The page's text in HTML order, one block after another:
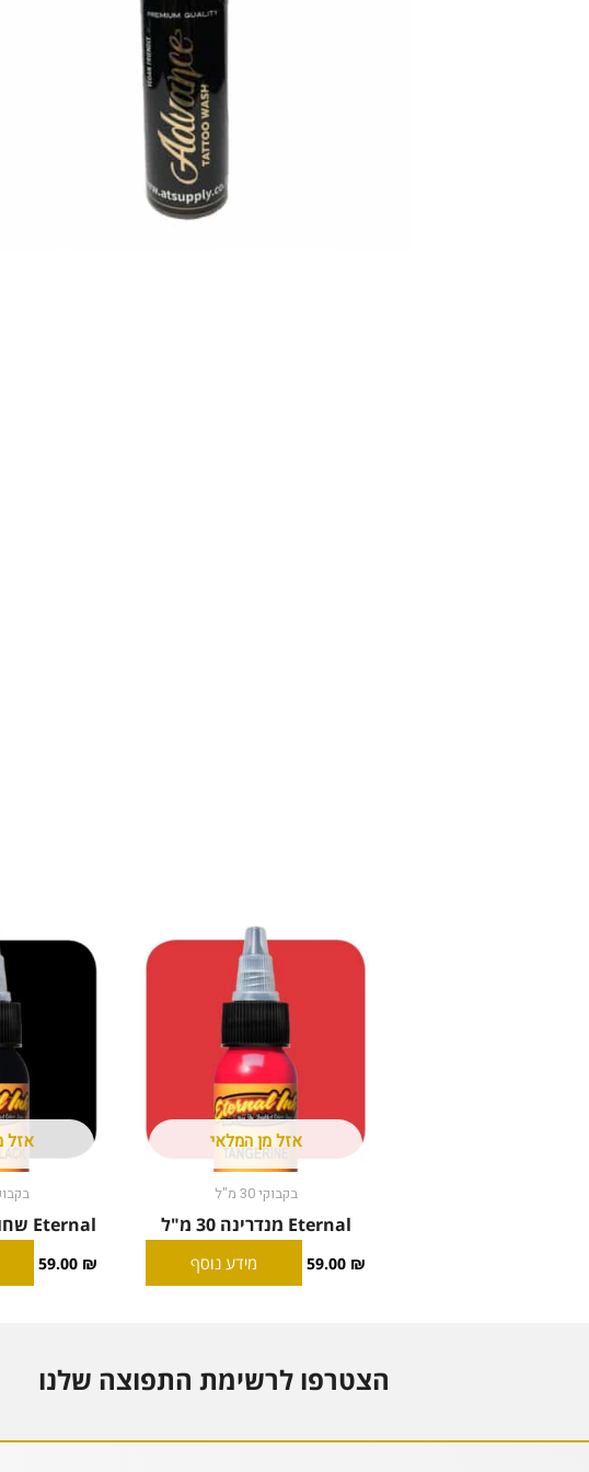
אזל מן המלאי
בקבוקי 30 מ"ל
Eternal מנדרינה 30 מ"ל
59.00 ₪ מידע נוסף
אזל
בקבוקי
Eternal שחור טריפל 30 מ"ל
59.00 ₪
הצטרפו לרשימת התפוצה שלנו